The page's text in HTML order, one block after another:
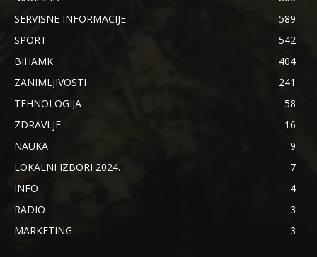
SERVISNE INFORMACIJE
589
SPORT
542
BIHAMK
404
ZANIMLJIVOSTI
241
TEHNOLOGIJA
58
ZDRAVLJE
16
NAUKA
9
LOKALNI IZBORI 2024.
7
INFO
4
RADIO
3
MARKETING
3